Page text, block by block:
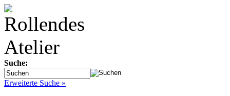
Suche:
Erweiterte Suche »